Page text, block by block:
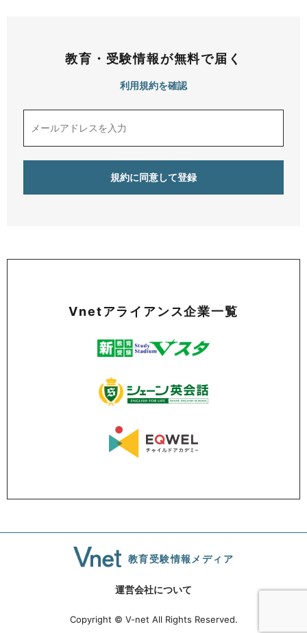
教育・受験情報が無料で届く
利用規約を確認
Vnetアライアンス企業一覧
教育受験情報メディア
運営会社について
Copyright © V-net All Rights Reserved.